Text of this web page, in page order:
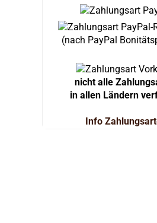
(nach PayPal
nicht alle
in allen Ländern
Info